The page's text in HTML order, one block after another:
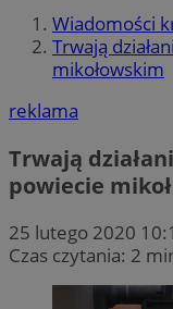
Wiadomości
Trwają
mikołowskim
reklama
Trwają
powiecie
25 lutego 2020
Czas czytania: 2